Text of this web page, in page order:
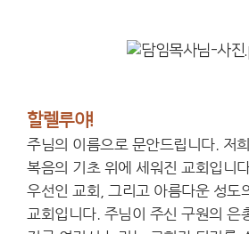
할렐루야!
주님의 이름으로 문안드립니다. 저
복음의 기초 위에 세워진 교회입니
우선인 교회, 그리고 아름다운 성도
교회입니다. 주님이 주신 구원의 은